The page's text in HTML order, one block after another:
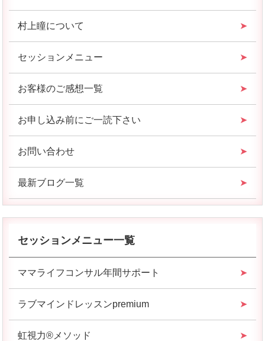
村上瞳について
セッションメニュー
お客様のご感想一覧
お申し込み前にご一読下さい
お問い合わせ
最新ブログ一覧
セッションメニュー一覧
ママライフコンサル年間サポート
ラブマインドレッスンpremium
虹視力®︎メソッド